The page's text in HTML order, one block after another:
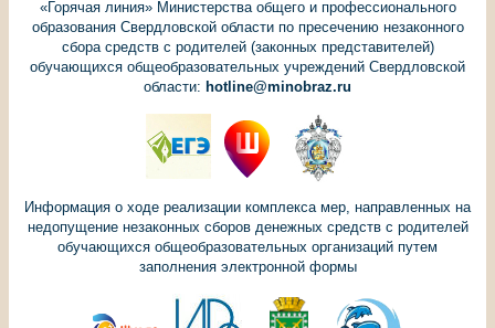
«Горячая линия» Министерства общего и профессионального
образования Свердловской области по пресечению незаконного
сбора средств с родителей (законных представителей)
обучающихся общеобразовательных учреждений Свердловской
области: hotline@minobraz.ru
Информация о ходе реализации комплекса мер, направленных на
недопущение незаконных сборов денежных средств с родителей
обучающихся общеобразовательных организаций путем
заполнения электронной формы